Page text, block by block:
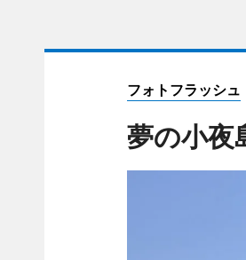
フォトフラッシュ
夢の小夜